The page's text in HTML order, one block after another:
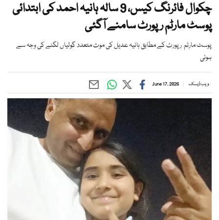
چکوال فائرنگ کیس، 9 سالہ ہانیہ احمد کی ابتدائی
پوسٹ مارٹم رپورٹ سامنے آگئی
پوسٹ مارٹم رپورٹ کے مطابق ہانیہ عدیل کی موت متعدد گولیاں لگنے کی وجہ سے
ہوئی
ویب ڈیسک June 17, 2026